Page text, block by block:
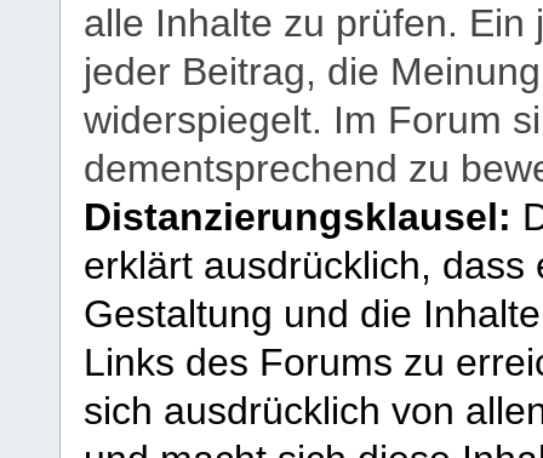
alle Inhalte zu prüfen.
jeder Beitrag, die
widerspiegelt. Im Forum
dementsprechend zu
Distanzierungsklausel:
erklärt ausdrücklich,
Gestaltung und die
Links des Forums zu
sich ausdrücklich von